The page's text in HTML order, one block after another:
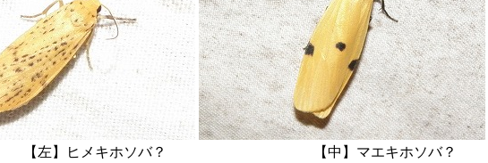
【左】ヒメキホソバ？ 【中】マエキホ